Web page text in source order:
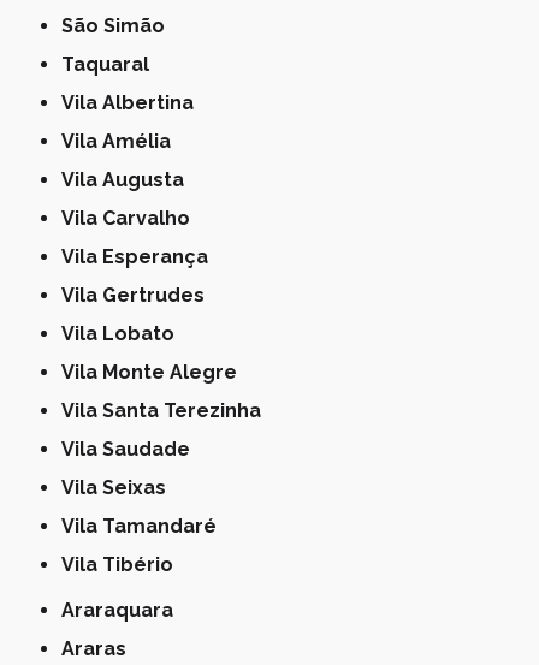
São Simão
Taquaral
Vila Albertina
Vila Amélia
Vila Augusta
Vila Carvalho
Vila Esperança
Vila Gertrudes
Vila Lobato
Vila Monte Alegre
Vila Santa Terezinha
Vila Saudade
Vila Seixas
Vila Tamandaré
Vila Tibério
Araraquara
Araras